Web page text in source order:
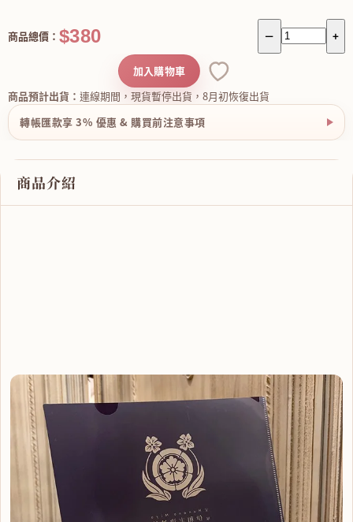
－ +
商品總價： $380
商品預計出貨： 連線期間，現貨暫停出貨，8月初恢復出貨
加入購物車
轉帳匯款享 3% 優惠 & 購買前注意事項
商品介紹